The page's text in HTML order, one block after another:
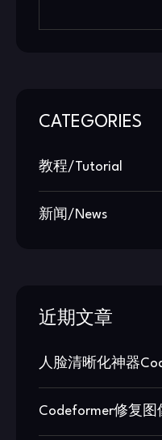
CATEGORIES
教程/Tutorial
新闻/News
近期文章
人脸清晰化神器
Codeformer修复图